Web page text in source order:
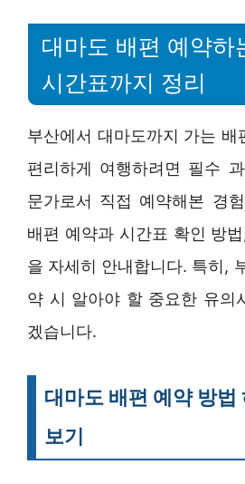
대마도 배편 예약하
시간표까지 정리
부산에서 대마도까지 가는 배
편리하게 여행하려면 필수
문가로서 직접 예약해본 경
배편 예약과 시간표 확인 방
을 자세히 안내합니다. 특히,
약 시 알아야 할 중요한 유의
겠습니다.
대마도 배편 예약 방법
보기